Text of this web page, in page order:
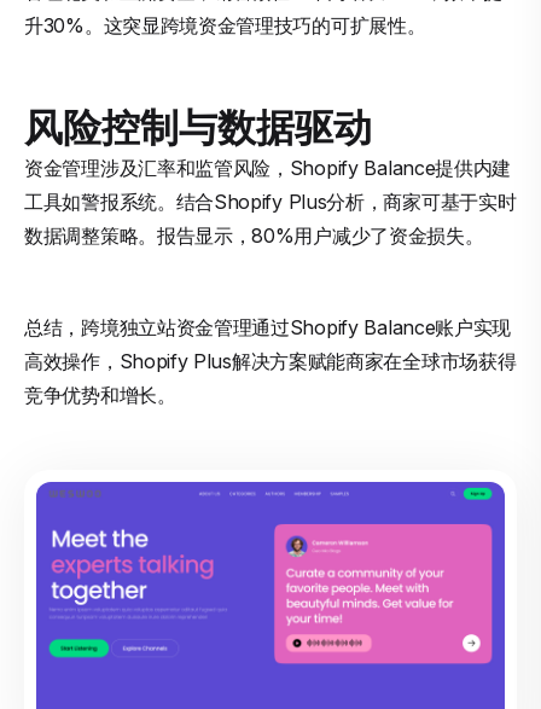
升30%。这突显跨境资金管理技巧的可扩展性。
风险控制与数据驱动
资金管理涉及汇率和监管风险，Shopify Balance提供内建
工具如警报系统。结合Shopify Plus分析，商家可基于实时
数据调整策略。报告显示，80%用户减少了资金损失。
总结，跨境独立站资金管理通过Shopify Balance账户实现
高效操作，Shopify Plus解决方案赋能商家在全球市场获得
竞争优势和增长。